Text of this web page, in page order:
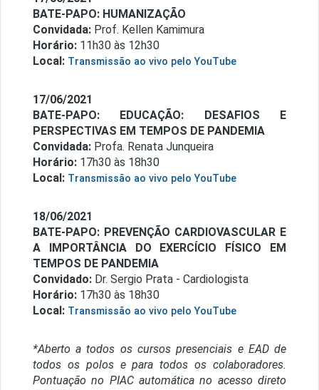
BATE-PAPO: HUMANIZAÇÃO
Convidada: Prof. Kellen Kamimura
Horário: 11h30 às 12h30
Local: Transmissão ao vivo pelo YouTube
17/06/2021
BATE-PAPO: EDUCAÇÃO: DESAFIOS E
PERSPECTIVAS EM TEMPOS DE PANDEMIA
Convidada: Profa. Renata Junqueira
Horário: 17h30 às 18h30
Local: Transmissão ao vivo pelo YouTube
18/06/2021
BATE-PAPO: PREVENÇÃO CARDIOVASCULAR E
A IMPORTÂNCIA DO EXERCÍCIO FÍSICO EM
TEMPOS DE PANDEMIA
Convidado: Dr. Sergio Prata - Cardiologista
Horário: 17h30 às 18h30
Local: Transmissão ao vivo pelo YouTube
*Aberto a todos os cursos presenciais e EAD de
todos os polos e para todos os colaboradores.
Pontuação no PIAC automática no acesso direto